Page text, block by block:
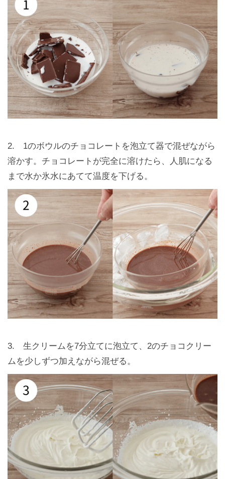
2. 1のボウルのチョコレートを泡立て器で混ぜながら
溶かす。チョコレートが完全に溶けたら、人肌になる
まで水か氷水にあてて温度を下げる。
3. 生クリームを7分立てに泡立て、2のチョコクリー
ムを少しずつ加えながら混ぜる。